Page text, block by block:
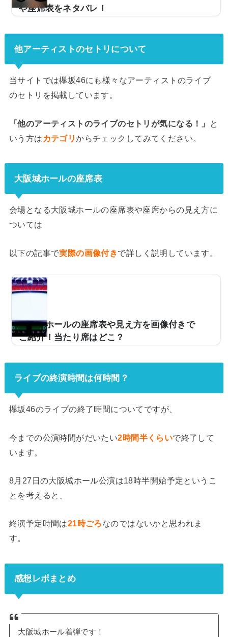
や座席表をネタバレ！
2019」をスタートさせます。ここでは欅坂46のライブ
の日程やセトリ一覧、各会場の座席表や終演時間などを
google || ).push({});欅坂46「夏の全国アリーナツアー2
019」日程とセトリ曲順ネタバレ！※『＋』マークをタ
ップでセトリ一覧が表示されます！Overture1.アンビバ
レント2.風に吹かれても3.語るなら未来を…MC①4.Stu
探さない7.もう森へ帰ろうか？8.キミガイナイMC②9.二
人セ...
他アーティストのセトリについて
当サイトでは欅坂46にも様々なアーティストのライブ
のセトリを掲載しています。
「他のアーティストのライブのセトリが気になる！」
と
いう方は カテゴリからチェックしてみてください。
大阪城ホールの座席表
会場となる大阪城ホールの座席表や座席からの見え方に
ついては
以下の記事で実際の画像付きで詳しく説明しています。
大阪城ホールの座席表や見え方を画像付きで
ご紹介！当たり席はどこ？
くんだけど、座席からの眺めが気になって……。どんな
雰囲気か実際の写真とかを見てみたい。そこで、当記事
席はどこ？大阪城ホールのキャパやアクセスなどについ
て、解説。この記事を読めば、大阪城ホールの座席から
ルの座席表の画像とキャパは？まず、大阪城ホールはス
テージパターンAステージパターンBステージパ...
ライブの終演時間は何時間？
欅坂46のライブの終了時間についてですが、
今までの公演時間がだいたい2時間半くらいで終了して
います。
8月27日の大阪城ホール公演は18時半開始予定というこ
とを考えると、
終演予定時間は21時ごろなのではないかと思われま
す。
感想レポまとめ
大阪城ホール着弾です！